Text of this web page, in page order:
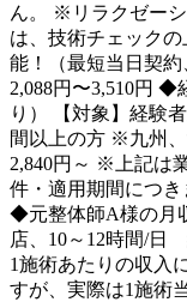
ん。 ※リラクゼー
は、技術チェック
能！（最短当日契
2,088円〜3,510円 ◆
り） 【対象】経験
間以上の方 ※九州
2,840円～ ※上記は
件・適用期間につき
◆元整体師A様の月
店、10～12時間/日
1施術あたりの収入
すが、実際は1施術